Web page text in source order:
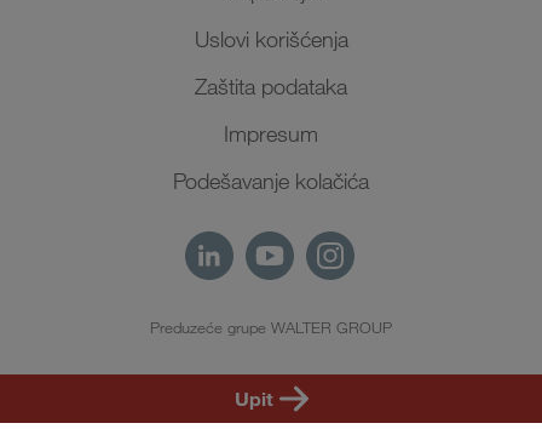
Upit
Uslovi korišćenja
Zaštita podataka
Impresum
Podešavanje kolačića
Preduzeće grupe WALTER GROUP